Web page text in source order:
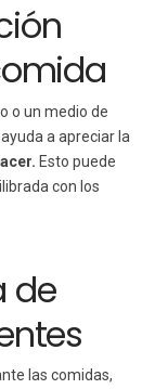
o un medio de
a apreciar la
Esto puede
con los
de
las comidas,